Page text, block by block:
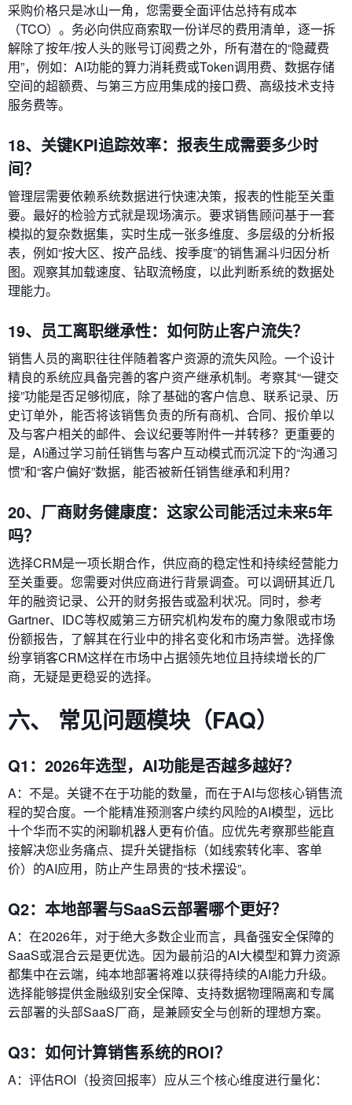
采购价格只是冰山一角，您需要全面评估总持有成本
（TCO）。务必向供应商索取一份详尽的费用清单，逐一拆
解除了按年/按人头的账号订阅费之外，所有潜在的“隐藏费
用”，例如：AI功能的算力消耗费或Token调用费、数据存储
空间的超额费、与第三方应用集成的接口费、高级技术支持
服务费等。
18、关键KPI追踪效率：报表生成需要多少时
间？
管理层需要依赖系统数据进行快速决策，报表的性能至关重
要。最好的检验方式就是现场演示。要求销售顾问基于一套
模拟的复杂数据集，实时生成一张多维度、多层级的分析报
表，例如“按大区、按产品线、按季度”的销售漏斗归因分析
图。观察其加载速度、钻取流畅度，以此判断系统的数据处
理能力。
19、员工离职继承性：如何防止客户流失？
销售人员的离职往往伴随着客户资源的流失风险。一个设计
精良的系统应具备完善的客户资产继承机制。考察其“一键交
接”功能是否足够彻底，除了基础的客户信息、联系记录、历
史订单外，能否将该销售负责的所有商机、合同、报价单以
及与客户相关的邮件、会议纪要等附件一并转移？更重要的
是，AI通过学习前任销售与客户互动模式而沉淀下的“沟通习
惯”和“客户偏好”数据，能否被新任销售继承和利用？
20、厂商财务健康度：这家公司能活过未来5年
吗？
选择CRM是一项长期合作，供应商的稳定性和持续经营能力
至关重要。您需要对供应商进行背景调查。可以调研其近几
年的融资记录、公开的财务报告或盈利状况。同时，参考
Gartner、IDC等权威第三方研究机构发布的魔力象限或市场
份额报告，了解其在行业中的排名变化和市场声誉。选择像
纷享销客CRM这样在市场中占据领先地位且持续增长的厂
商，无疑是更稳妥的选择。
六、 常见问题模块（FAQ）
Q1：2026年选型，AI功能是否越多越好？
A：不是。关键不在于功能的数量，而在于AI与您核心销售流
程的契合度。一个能精准预测客户续约风险的AI模型，远比
十个华而不实的闲聊机器人更有价值。应优先考察那些能直
接解决您业务痛点、提升关键指标（如线索转化率、客单
价）的AI应用，防止产生昂贵的“技术摆设”。
Q2：本地部署与SaaS云部署哪个更好？
A：在2026年，对于绝大多数企业而言，具备强安全保障的
SaaS或混合云是更优选。因为最前沿的AI大模型和算力资源
都集中在云端，纯本地部署将难以获得持续的AI能力升级。
选择能够提供金融级别安全保障、支持数据物理隔离和专属
云部署的头部SaaS厂商，是兼顾安全与创新的理想方案。
Q3：如何计算销售系统的ROI？
A：评估ROI（投资回报率）应从三个核心维度进行量化：